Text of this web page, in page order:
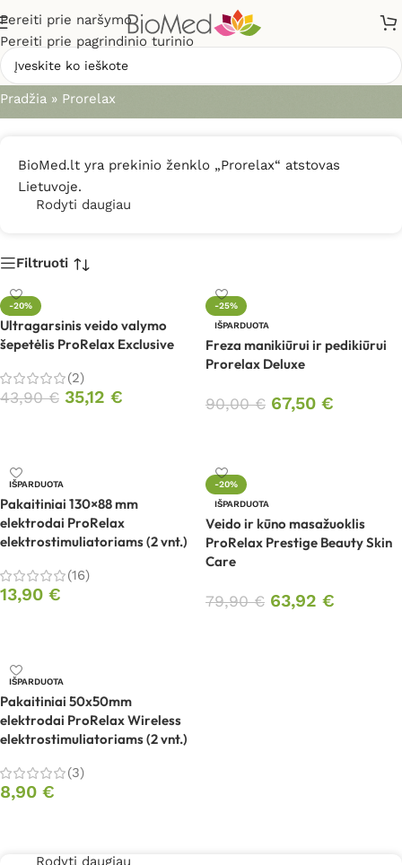
Pereiti prie naršymo
Pereiti prie pagrindinio turinio
Prorelax
Pradžia » Prorelax
BioMed.lt yra prekinio ženklo „Prorelax“ atstovas
Lietuvoje.
Rodyti daugiau
Filtruoti
-20%
Ultragarsinis veido valymo
šepetėlis ProRelax Exclusive
(2)
43,90€ 35,12 €
-25%
IŠPARDUOTA
Freza manikiūrui ir pedikiūrui
Prorelax Deluxe
90,00€ 67,50 €
IŠPARDUOTA
Pakaitiniai 130×88 mm
elektrodai ProRelax
elektrostimuliatoriams (2 vnt.)
(16)
13,90 €
-20%
IŠPARDUOTA
Veido ir kūno masažuoklis
ProRelax Prestige Beauty Skin
Care
79,90€ 63,92 €
IŠPARDUOTA
Pakaitiniai 50x50mm
elektrodai ProRelax Wireless
elektrostimuliatoriams (2 vnt.)
(3)
8,90 €
Rodyti daugiau